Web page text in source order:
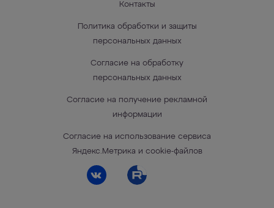
Контакты
Политика обработки и защиты
персональных данных
Согласие на обработку
персональных данных
Согласие на получение рекламной
информации
Согласие на использование сервиса
Яндекс.Метрика и cookie-файлов